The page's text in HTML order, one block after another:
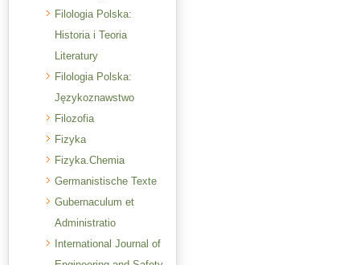
Filologia Polska:
Historia i Teoria
Literatury
Filologia Polska:
Językoznawstwo
Filozofia
Fizyka
Fizyka.Chemia
Germanistische Texte
Gubernaculum et
Administratio
International Journal of